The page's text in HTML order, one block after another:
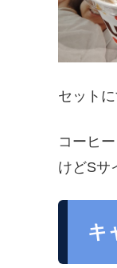
セット
コーヒ
けどSサ
キ